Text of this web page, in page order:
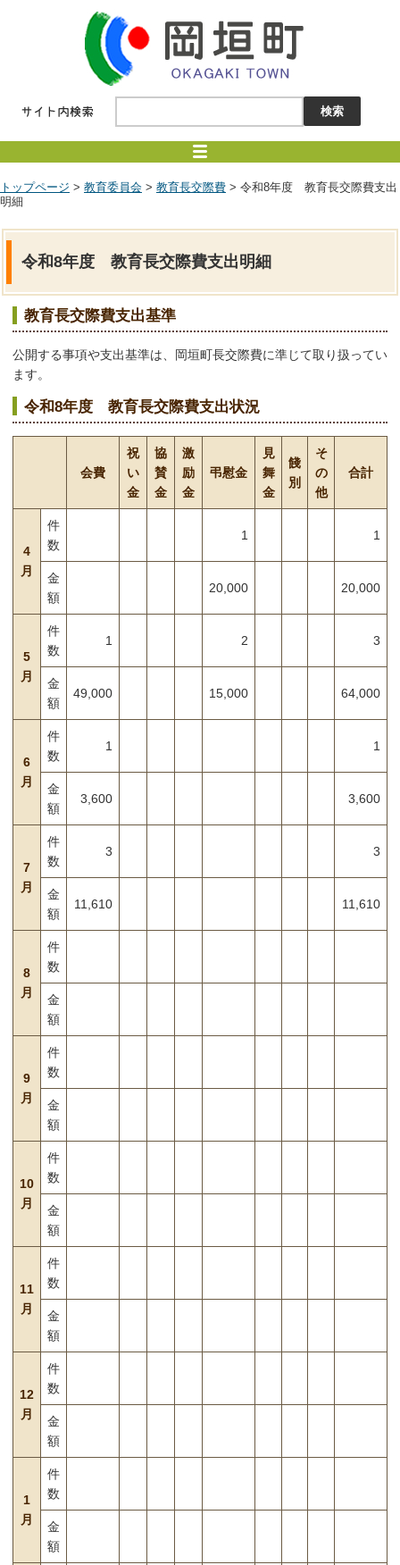
トップページ > 教育委員会 > 教育長交際費 > 令和8年度 教育長交際費支出
明細
令和8年度 教育長交際費支出明細
教育長交際費支出基準
公開する事項や支出基準は、岡垣町長交際費に準じて取り扱ってい
ます。
令和8年度 教育長交際費支出状況
会費
祝
い
金
協
賛
金
激
励
金
弔慰金
見
舞
金
餞
別
そ
の
他
合計
4
月
件
数
1 1
金
額
20,000 20,000
5
月
件
数
1 2 3
金
額
49,000 15,000 64,000
6
月
件
数
1 1
金
額
3,600 3,600
7
月
件
数
3 3
金
額
11,610 11,610
8
月
件
数
金
額
9
月
件
数
金
額
10
月
件
数
金
額
11
月
件
数
金
額
12
月
件
数
金
額
1
月
件
数
金
額